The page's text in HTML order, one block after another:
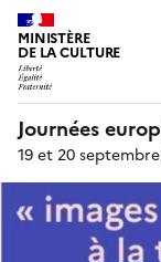
MINISTÈRE
DE LA CULTURE
Journées
19 et 20